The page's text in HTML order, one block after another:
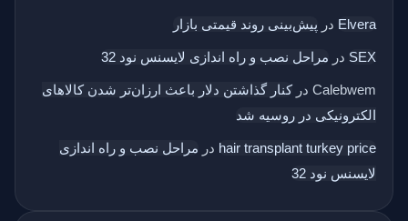
Elvera در پیش‌بینی روند قیمتی بازار
SEX در مراحل نصب و راه اندازی لایسنس نود 32
Calebwem درکنار گذاشتن دلار باعث ارزان‌تر شدن کالاهای
الکترونیکی در روسیه شد
hair transplant turkey price در مراحل نصب و راه اندازی
لایسنس نود 32